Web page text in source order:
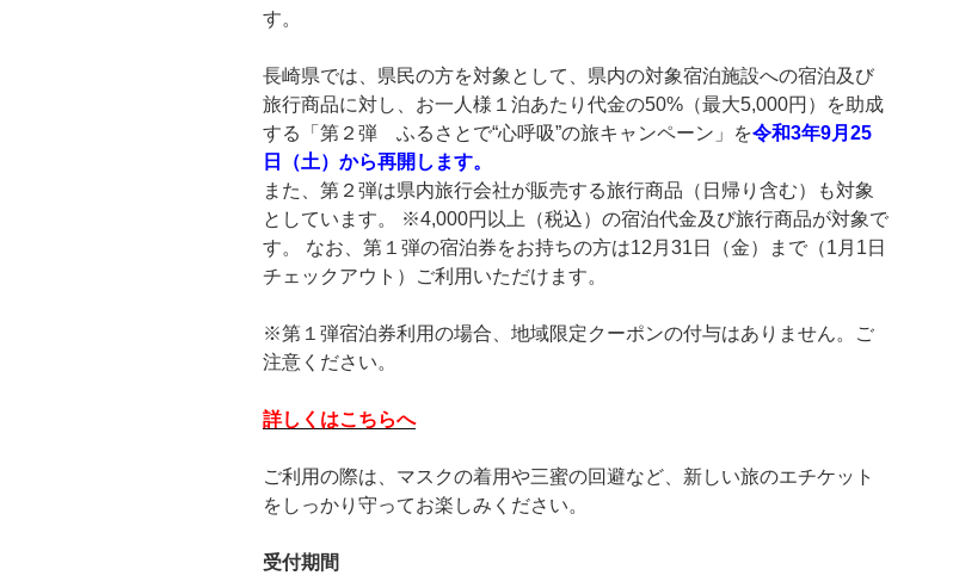
す。
長崎県では、県民の方を対象として、県内の対象宿泊施設への宿泊及び
旅行商品に対し、お一人様１泊あたり代金の50%（最大5,000円）を助成
する「第２弾 ふるさとで“心呼吸”の旅キャンペーン」を令和3年9月25
日（土）から再開します。
また、第２弾は県内旅行会社が販売する旅行商品（日帰り含む）も対象
としています。 ※4,000円以上（税込）の宿泊代金及び旅行商品が対象で
す。 なお、第１弾の宿泊券をお持ちの方は12月31日（金）まで（1月1日
チェックアウト）ご利用いただけます。
※第１弾宿泊券利用の場合、地域限定クーポンの付与はありません。ご
注意ください。
詳しくはこちらへ
ご利用の際は、マスクの着用や三蜜の回避など、新しい旅のエチケット
をしっかり守ってお楽しみください。
受付期間